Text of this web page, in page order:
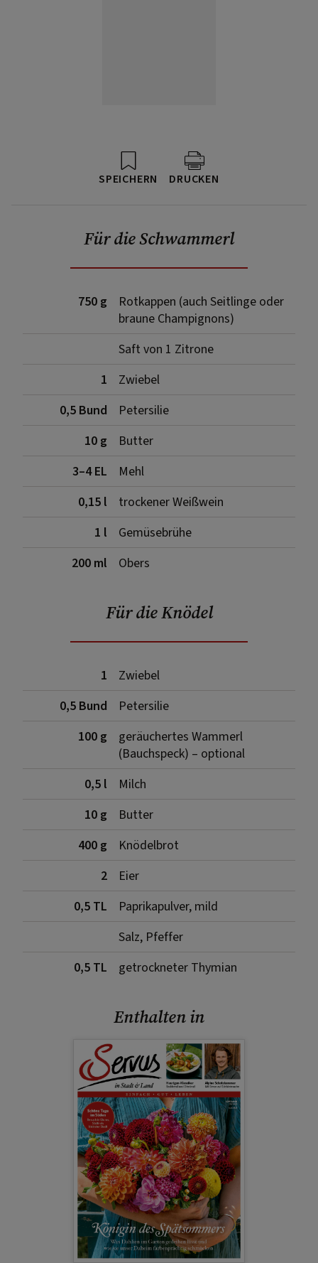
SPEICHERN DRUCKEN
Für die Schwammerl
750 g
Rotkappen (auch Seitlinge oder
braune Champignons)
Saft von 1 Zitrone
1
Zwiebel
0,5 Bund
Petersilie
10 g
Butter
3–4 EL
Mehl
0,15 l
trockener Weißwein
1 l
Gemüsebrühe
200 ml
Obers
Für die Knödel
1
Zwiebel
0,5 Bund
Petersilie
100 g
geräuchertes Wammerl
(Bauchspeck) – optional
0,5 l
Milch
10 g
Butter
400 g
Knödelbrot
2
Eier
0,5 TL
Paprikapulver, mild
Salz, Pfeffer
0,5 TL
getrockneter Thymian
Enthalten in